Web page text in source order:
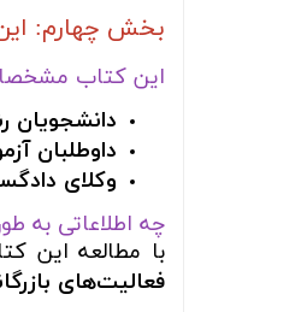
بخش چهارم:
این کتاب
دانشجویان
داوطلبان
وکلای
چه اطلاعاتی به
با مطالعه این
فعالیت‌های